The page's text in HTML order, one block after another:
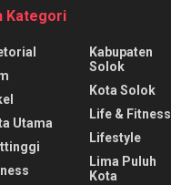
Kategori
Utama
Kabupaten
Solok
Kota Solok
Life & Fitness
Lifestyle
Lima Puluh
Kota